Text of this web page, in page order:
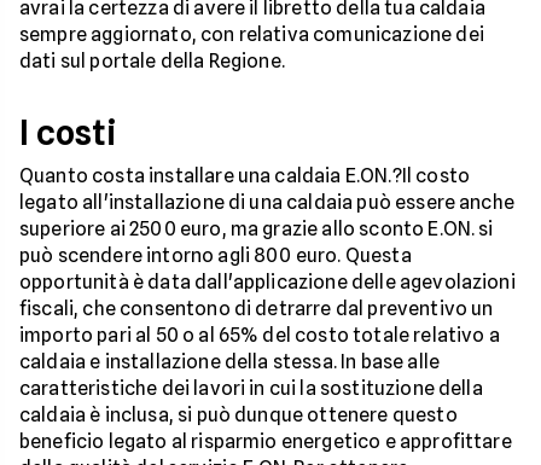
avrai la certezza di avere il libretto della tua caldaia
sempre aggiornato, con relativa comunicazione dei
dati sul portale della Regione.
I costi
Quanto costa installare una caldaia E.ON.?Il costo
legato all'installazione di una caldaia può essere anche
superiore ai 2500 euro, ma grazie allo sconto E.ON. si
può scendere intorno agli 800 euro. Questa
opportunità è data dall'applicazione delle agevolazioni
fiscali, che consentono di detrarre dal preventivo un
importo pari al 50 o al 65% del costo totale relativo a
caldaia e installazione della stessa. In base alle
caratteristiche dei lavori in cui la sostituzione della
caldaia è inclusa, si può dunque ottenere questo
beneficio legato al risparmio energetico e approfittare